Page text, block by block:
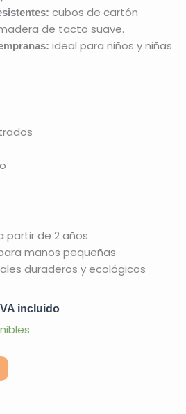
cubos de cartón
de tacto suave.
ideal para niños y niñas
partir de 2 años
manos pequeñas
duraderos y ecológicos
incluido